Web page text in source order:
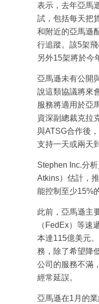
表示，去年亞馬
試，包括每天把
和附近的亞馬遜
行追蹤。該5架
另外15架將於今
亞馬遜未有公開
說這類協議將來
服務將適用於亞
資深副總裁克拉
與ATSG合作後
支持一天或兩天
Stephen Inc.分
Atkins）估計，
能控制至少15%
此前，亞馬遜主
（FedEx）等速
本達115億美元
務，除了希望降
公司的服務不滿
經常延誤。
亞馬遜在1月的